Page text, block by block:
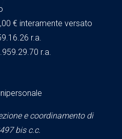
€ interamente versato
r.a.
r.a.
e coordinamento di
bis c.c.